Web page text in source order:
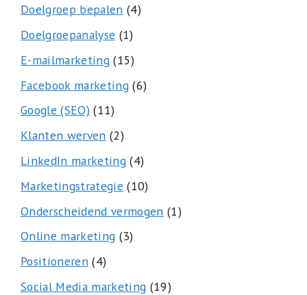
Doelgroep bepalen (4)
Doelgroepanalyse (1)
E-mailmarketing(15)
Facebook marketing(6)
Google (SEO)(11)
Klanten werven (2)
LinkedIn marketing(4)
Marketingstrategie (10)
Onderscheidend vermogen (1)
Online marketing (3)
Positioneren(4)
Social Media marketing (19)